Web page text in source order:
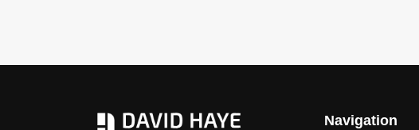
Navigation